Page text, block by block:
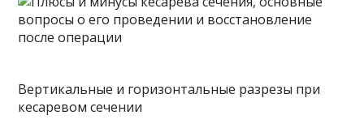
Вертикальные и горизонтальные разрезы при
кесаревом сечении